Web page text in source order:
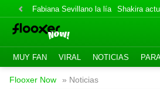
Fabiana Sevillano la lía Shakira
MUY FAN VIRAL NOTICIAS
Flooxer Now » Noticias